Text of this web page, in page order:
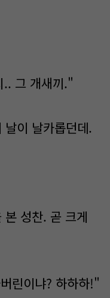
.. 그 개새끼."
이 날카롭던데.
본 성찬. 곧 크게
린이냐? 하하하!"